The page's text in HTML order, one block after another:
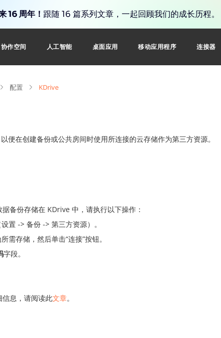
16 周年！ 跟随 16 篇系列文章，一起回顾我们的成长历程。
协作空间 人工智能 桌面应用 移动应用程序 连接器
配置 KDrive
便在创建备份或公共房间时使用所连接的云存储作为第三方资源。
备份存储在 KDrive 中，请执行以下操作：
置 -> 备份 -> 第三方资源）。
需存储，然后单击“连接”按钮。
字段。
息，请阅读此文章。